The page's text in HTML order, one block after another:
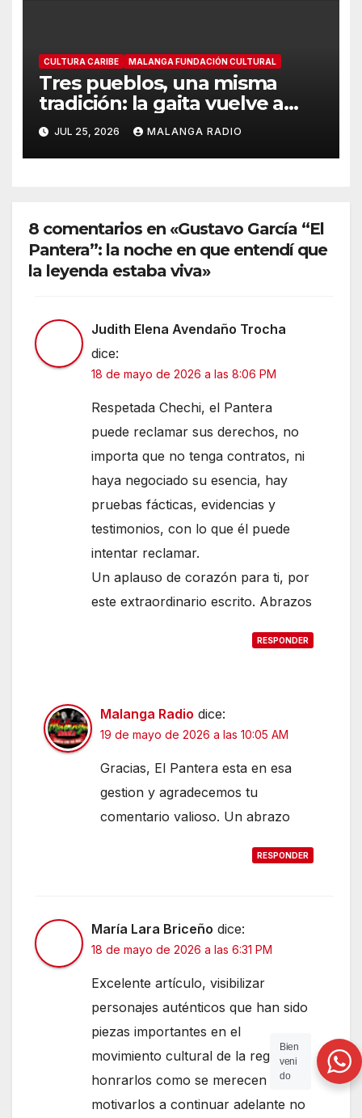
CULTURA CARIBE MALANGA FUNDACIÓN CULTURAL
Tres pueblos, una misma
tradición: la gaita vuelve a
encontrarse en Cartagena
JUL 25, 2026 MALANGA RADIO
8 comentarios en «Gustavo García “El
Pantera”: la noche en que entendí que
la leyenda estaba viva»
Judith Elena Avendaño Trocha
dice:
18 de mayo de 2026 a las 8:06 PM
Respetada Chechi, el Pantera
puede reclamar sus derechos, no
importa que no tenga contratos, ni
haya negociado su esencia, hay
pruebas fácticas, evidencias y
testimonios, con lo que él puede
intentar reclamar.
Un aplauso de corazón para ti, por
este extraordinario escrito. Abrazos
RESPONDER
Malanga Radio dice:
19 de mayo de 2026 a las 10:05 AM
Gracias, El Pantera esta en esa
gestion y agradecemos tu
comentario valioso. Un abrazo
RESPONDER
María Lara Briceño dice:
18 de mayo de 2026 a las 6:31 PM
Excelente artículo, visibilizar
personajes auténticos que han sido
piezas importantes en el
movimiento cultural de la región, es
honrarlos como se merecen y
motivarlos a continuar adelante no
Bien
veni
do